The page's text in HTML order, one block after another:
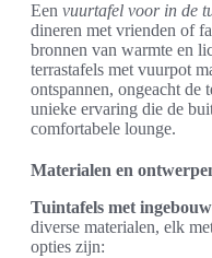
Een vuurtafel voor in de
dineren met vrienden of
bronnen van warmte en
terrastafels met vuurpot
ontspannen, ongeacht de
unieke ervaring die de
comfortabele lounge.
Materialen en
Tuintafels met
diverse materialen, elk
opties zijn: